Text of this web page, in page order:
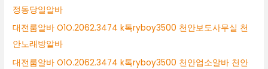
정동당일알바
대전룸알바 O1O.2062.3474 k톡ryboy3500 천안보도사무실 천
안노래방알바
대전룸알바 O1O.2062.3474 k톡ryboy3500 천안업소알바 천안